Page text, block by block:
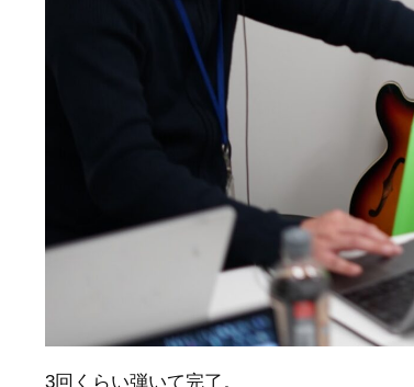
3回くらい弾いて完了。